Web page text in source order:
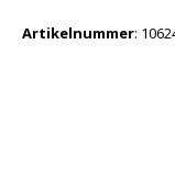
Artikelnummer: